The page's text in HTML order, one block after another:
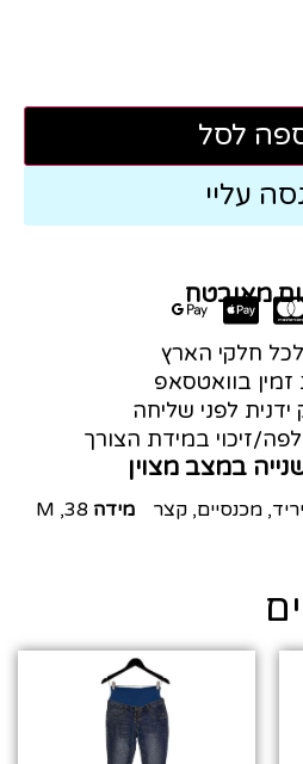
לסל
עליי
מאובטח
חלקי הארץ
בוואטסאפ
לפני שליחה
זיכוי במידת הצורך
במצב מצוין
יריד, מכנסיים, קצר מידה 38
,
M